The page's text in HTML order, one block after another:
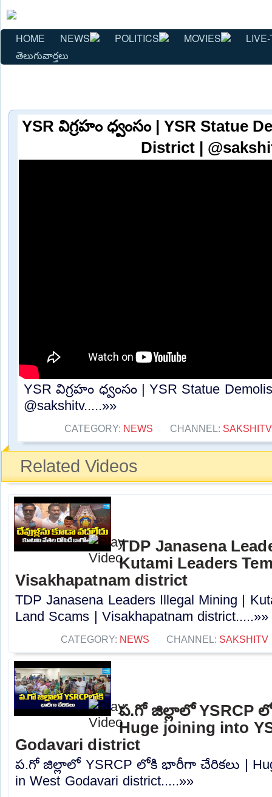
HOME NEWS POLITICS MOVIES
తెలుగువార్తలు
YSR విగ్రహం ధ్వంసం | YSR Statue
District |
YSR విగ్రహం ధ్వంసం | YSR Statue
@sakshitv.....»»
CATEGORY: NEWS CHANNEL: SAKSHITV
Related Videos
TDP Janasena
Kutami Leaders
Visakhapatnam district
TDP Janasena Leaders Illegal Mining |
Land Scams | Visakhapatnam district.....»»
CATEGORY: NEWS CHANNEL: SAKSHITV
ప.గో జిల్లాలో YSRCP
Huge joining into
Godavari district
ప.గో జిల్లాలో YSRCP లోకి భారీగా చేరికలు |
in West Godavari district.....»»